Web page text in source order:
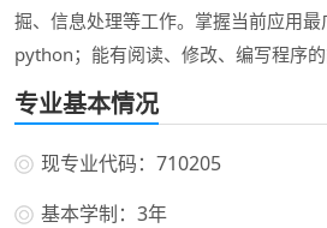
掘、信息处理等工作。掌握当前应用
python；能有阅读、修改、编写程序的
专业基本情况
现专业代码：710205
基本学制：3年